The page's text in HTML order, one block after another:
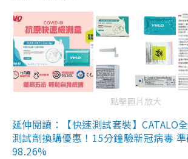
點擊圖片放大
延伸閱讀：【快速測試套裝】CATALO
測試劑換購優惠！15分鐘驗新冠病毒
98.26%